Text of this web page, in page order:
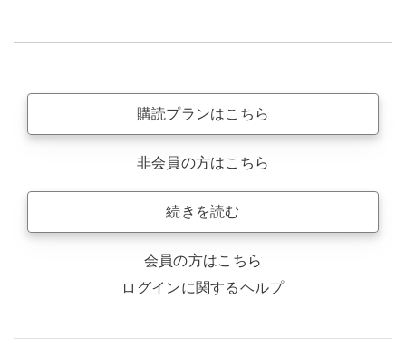
購読プランはこちら
非会員の方はこちら
続きを読む
会員の方はこちら
ログインに関するヘルプ